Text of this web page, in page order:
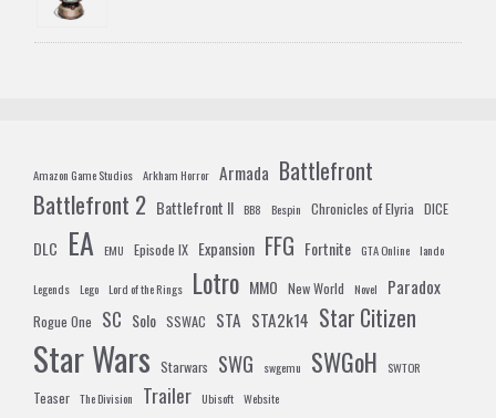
Amazon Game Studios Arkham Horror Armada Battlefront
Battlefront 2 Battlefront II BB8 Bespin Chronicles of Elyria DICE
DLC EA EMU Episode IX Expansion FFG Fortnite GTA Online lando
Legends Lego Lord of the Rings Lotro MMO New World Novel Paradox
Rogue One SC Solo SSWAC STA STA2k14 Star Citizen
Star Wars Starwars SWG swgemu SWGoH SWTOR
Teaser The Division Trailer Ubisoft Website